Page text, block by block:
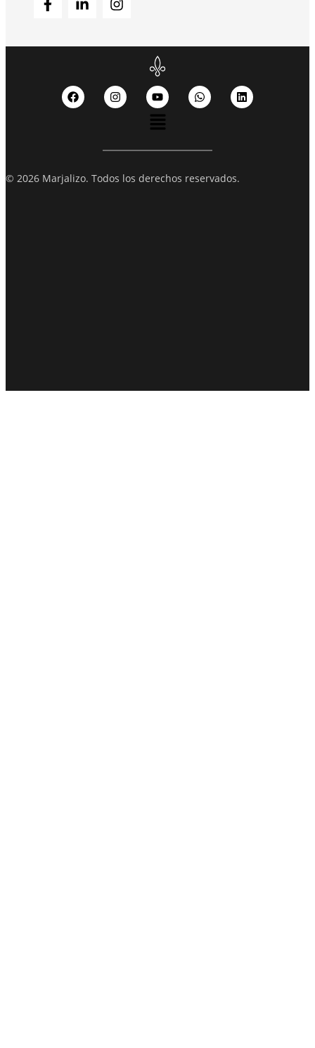
© 2026 Marjalizo. Todos los derechos reservados.